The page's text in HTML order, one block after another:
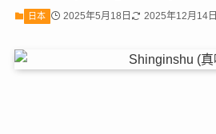
日本 2025年5月18日 2025年12月14日